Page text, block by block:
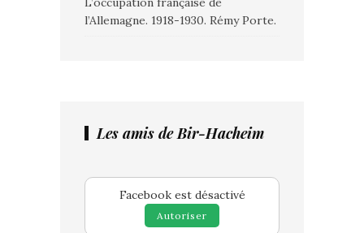
l’Allemagne. 1918-1930. Rémy Porte.
Les amis de Bir-Hacheim
Facebook est désactivé
Autoriser